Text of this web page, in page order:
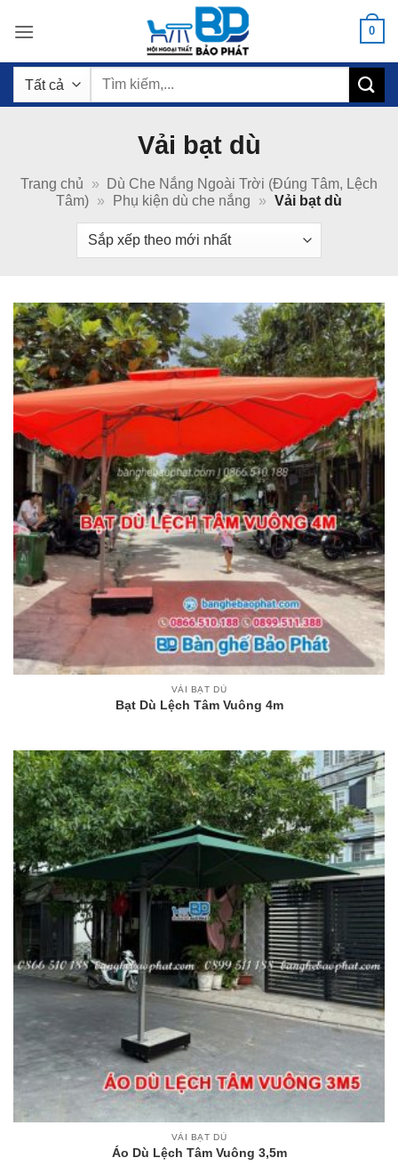
qua
dung
0
Tìm
Vải bạt dù
Trang chủ »
Dù Che Nắng Ngoài Trời (Đúng Tâm, Lệch
Tâm) » Phụ kiện dù che nắng » Vải bạt dù
VẢI BẠT DÙ
Bạt Dù Lệch Tâm Vuông 4m
VẢI BẠT DÙ
Áo Dù Lệch Tâm Vuông 3,5m